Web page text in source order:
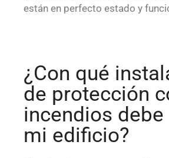
están en perfecto estado y
¿Con qué
de protección
incendios
mi edificio?